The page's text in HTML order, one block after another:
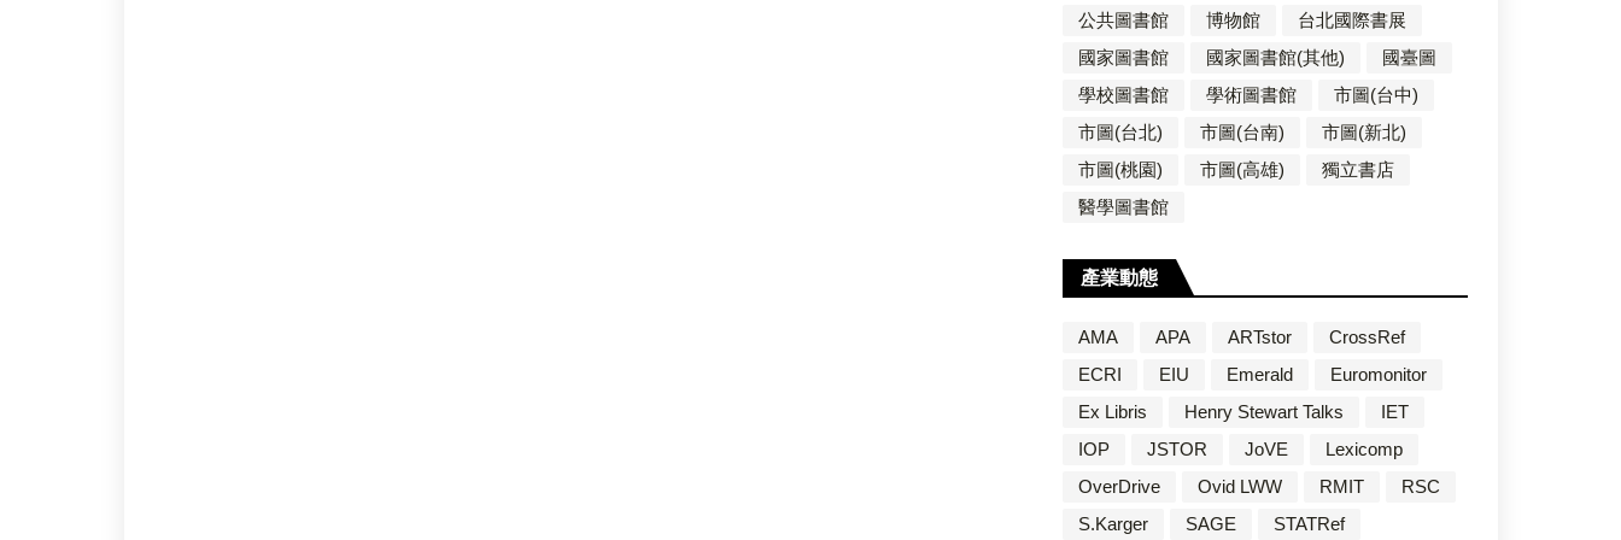
公共圖書館 博物館
台北國際書展
國家圖書館
國家圖書館(其他)
國臺圖
學校圖書館
學術圖書館
市圖(台中)
市圖(台北)
市圖(台南)
市圖(新北)
市圖(桃園)
市圖(高雄)
獨立書店
醫學圖書館
產業動態
AMA APA ARTstor
CrossRef
ECRI
EIU Emerald
Euromonitor
Ex Libris
Henry Stewart Talks
IET
IOP
JSTOR JoVE
Lexicomp
OverDrive
Ovid LWW RMIT
RSC
S.Karger
SAGE STATRef